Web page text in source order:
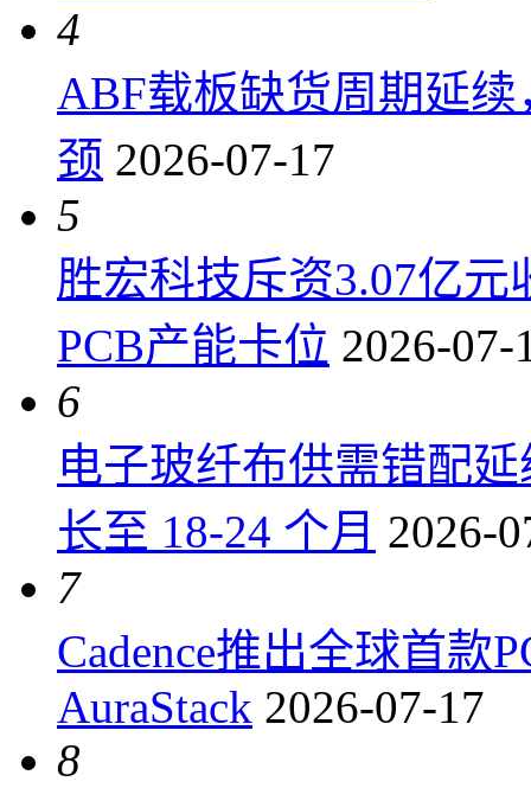
4
ABF载板缺货周期延
颈 2026-07-17
5
胜宏科技斥资3.07亿
PCB产能卡位 2026-07-
6
电子玻纤布供需错配
长至 18-24 个月 2026-
7
Cadence推出全球首款
AuraStack 2026-07-17
8